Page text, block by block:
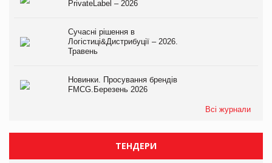
PrivateLabel – 2026
Сучасні рішення в
Логістиці&Дистрибуції – 2026.
Травень
Новинки. Просування брендів
FMCG.Березень 2026
Всі журнали
ТЕНДЕРИ